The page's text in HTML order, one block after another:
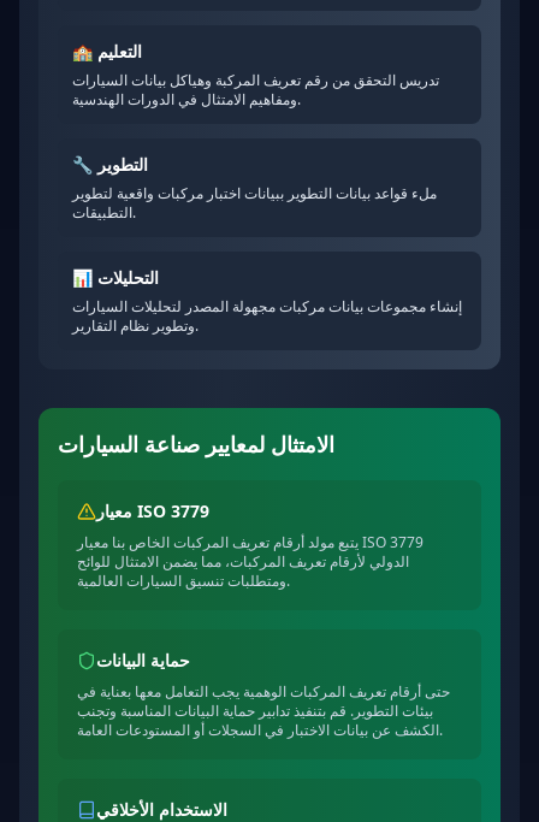
🏫 التعليم
تدريس التحقق من رقم تعريف المركبة وهياكل بيانات السيارات
ومفاهيم الامتثال في الدورات الهندسية.
🔧 التطوير
ملء قواعد بيانات التطوير ببيانات اختبار مركبات واقعية لتطوير
التطبيقات.
📊 التحليلات
إنشاء مجموعات بيانات مركبات مجهولة المصدر لتحليلات السيارات
وتطوير نظام التقارير.
الامتثال لمعايير صناعة السيارات
معيار ISO 3779
يتبع مولد أرقام تعريف المركبات الخاص بنا معيار ISO 3779
الدولي لأرقام تعريف المركبات، مما يضمن الامتثال للوائح
ومتطلبات تنسيق السيارات العالمية.
حماية البيانات
حتى أرقام تعريف المركبات الوهمية يجب التعامل معها بعناية في
بيئات التطوير. قم بتنفيذ تدابير حماية البيانات المناسبة وتجنب
الكشف عن بيانات الاختبار في السجلات أو المستودعات العامة.
الاستخدام الأخلاقي